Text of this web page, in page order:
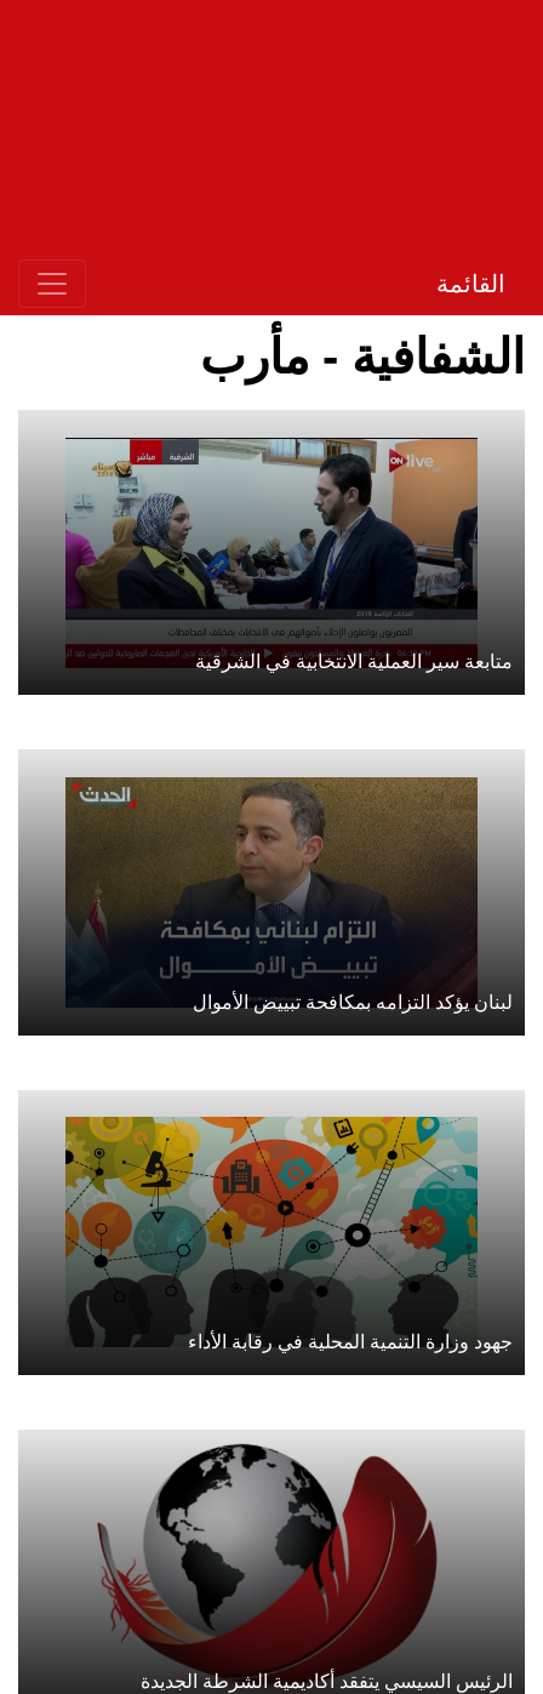
القائمة
الشفافية - مأرب
متابعة سير العملية الانتخابية في الشرقية
لبنان يؤكد التزامه بمكافحة تبييض الأموال
جهود وزارة التنمية المحلية في رقابة الأداء
الرئيس السيسي يتفقد أكاديمية الشرطة الجديدة